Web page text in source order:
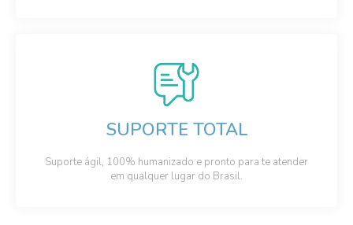
SUPORTE TOTAL
Suporte ágil, 100% humanizado e pronto para te atender
em qualquer lugar do Brasil.